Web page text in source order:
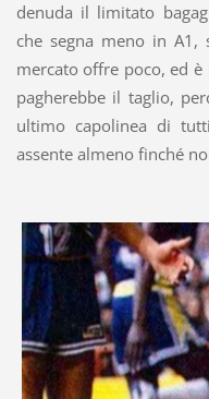
denuda il limitato
che segna meno in
mercato offre poco, ed
pagherebbe il taglio,
ultimo capolinea di
assente almeno finché